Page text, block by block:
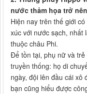
nước thảm họa trở
Hiện nay trên thế giới
xúc với nước sạch, nhất
thuộc châu Phi.
Để tồn tại, phụ nữ và
truyền thống: họ di
ngày, đội lên đầu cái
bạn cũng hiểu được